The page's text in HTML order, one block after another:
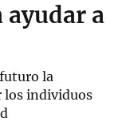
a
la
los individuos